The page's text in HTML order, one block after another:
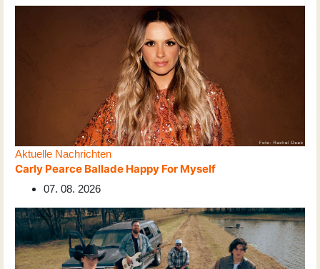
Aktuelle Nachrichten
Carly Pearce Ballade Happy For Myself
07. 08. 2026